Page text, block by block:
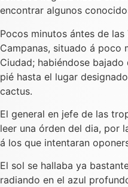
encontrar algunos
Pocos minutos ántes de
Campanas, situado á poco
Ciudad; habiéndose
pié hasta el lugar
cactus.
El general en jefe de las
leer una órden del dia, por
á los que intentaran
El sol se hallaba ya
radiando en el azul